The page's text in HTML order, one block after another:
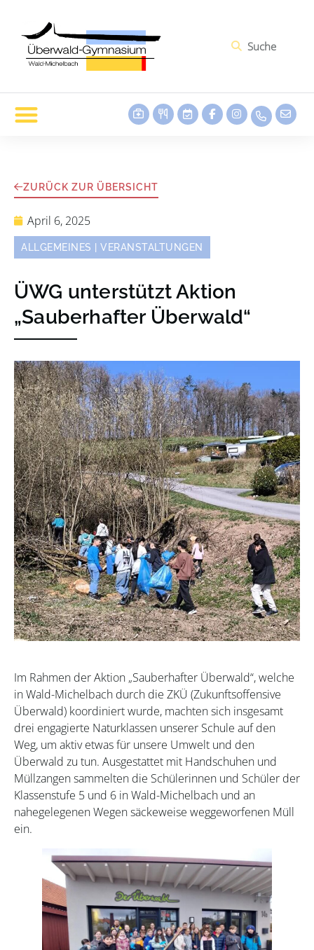
ZURÜCK ZUR ÜBERSICHT
April 6, 2025
ALLGEMEINES VERANSTALTUNGEN
ÜWG unterstützt Aktion
„Sauberhafter Überwald“
Im Rahmen der Aktion „Sauberhafter Überwald“, welche
in Wald-Michelbach durch die ZKÜ (Zukunftsoffensive
Überwald) koordiniert wurde, machten sich insgesamt
drei engagierte Naturklassen unserer Schule auf den
Weg, um aktiv etwas für unsere Umwelt und den
Überwald zu tun. Ausgestattet mit Handschuhen und
Müllzangen sammelten die Schülerinnen und Schüler der
Klassenstufe 5 und 6 in Wald-Michelbach und an
nahegelegenen Wegen säckeweise weggeworfenen Müll
ein.